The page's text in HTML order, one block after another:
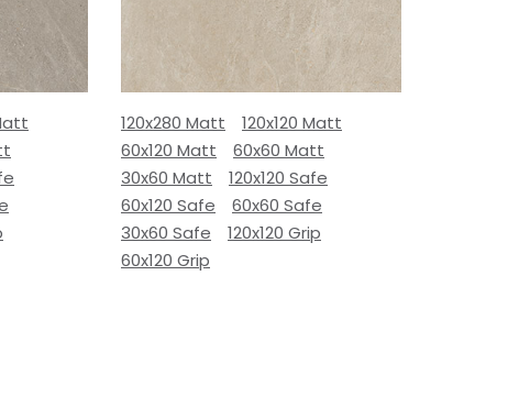
120x280 Matt
120x120 Matt
60x120 Matt
60x60 Matt
30x60 Matt
120x120 Safe
60x120 Safe
60x60 Safe
30x60 Safe
120x120 Grip
60x120 Grip